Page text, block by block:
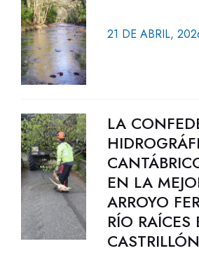
21 DE ABRIL,
LA
EN LA
ARROYO
RÍO RAÍCES
CASTRILLÓN